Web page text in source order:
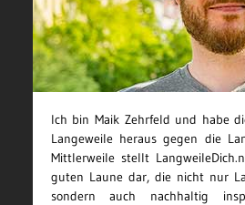
Ich bin Maik Zehrfeld und habe
Langeweile heraus gegen die
Mittlerweile stellt
guten Laune dar, die nicht nur
sondern auch nachhaltig